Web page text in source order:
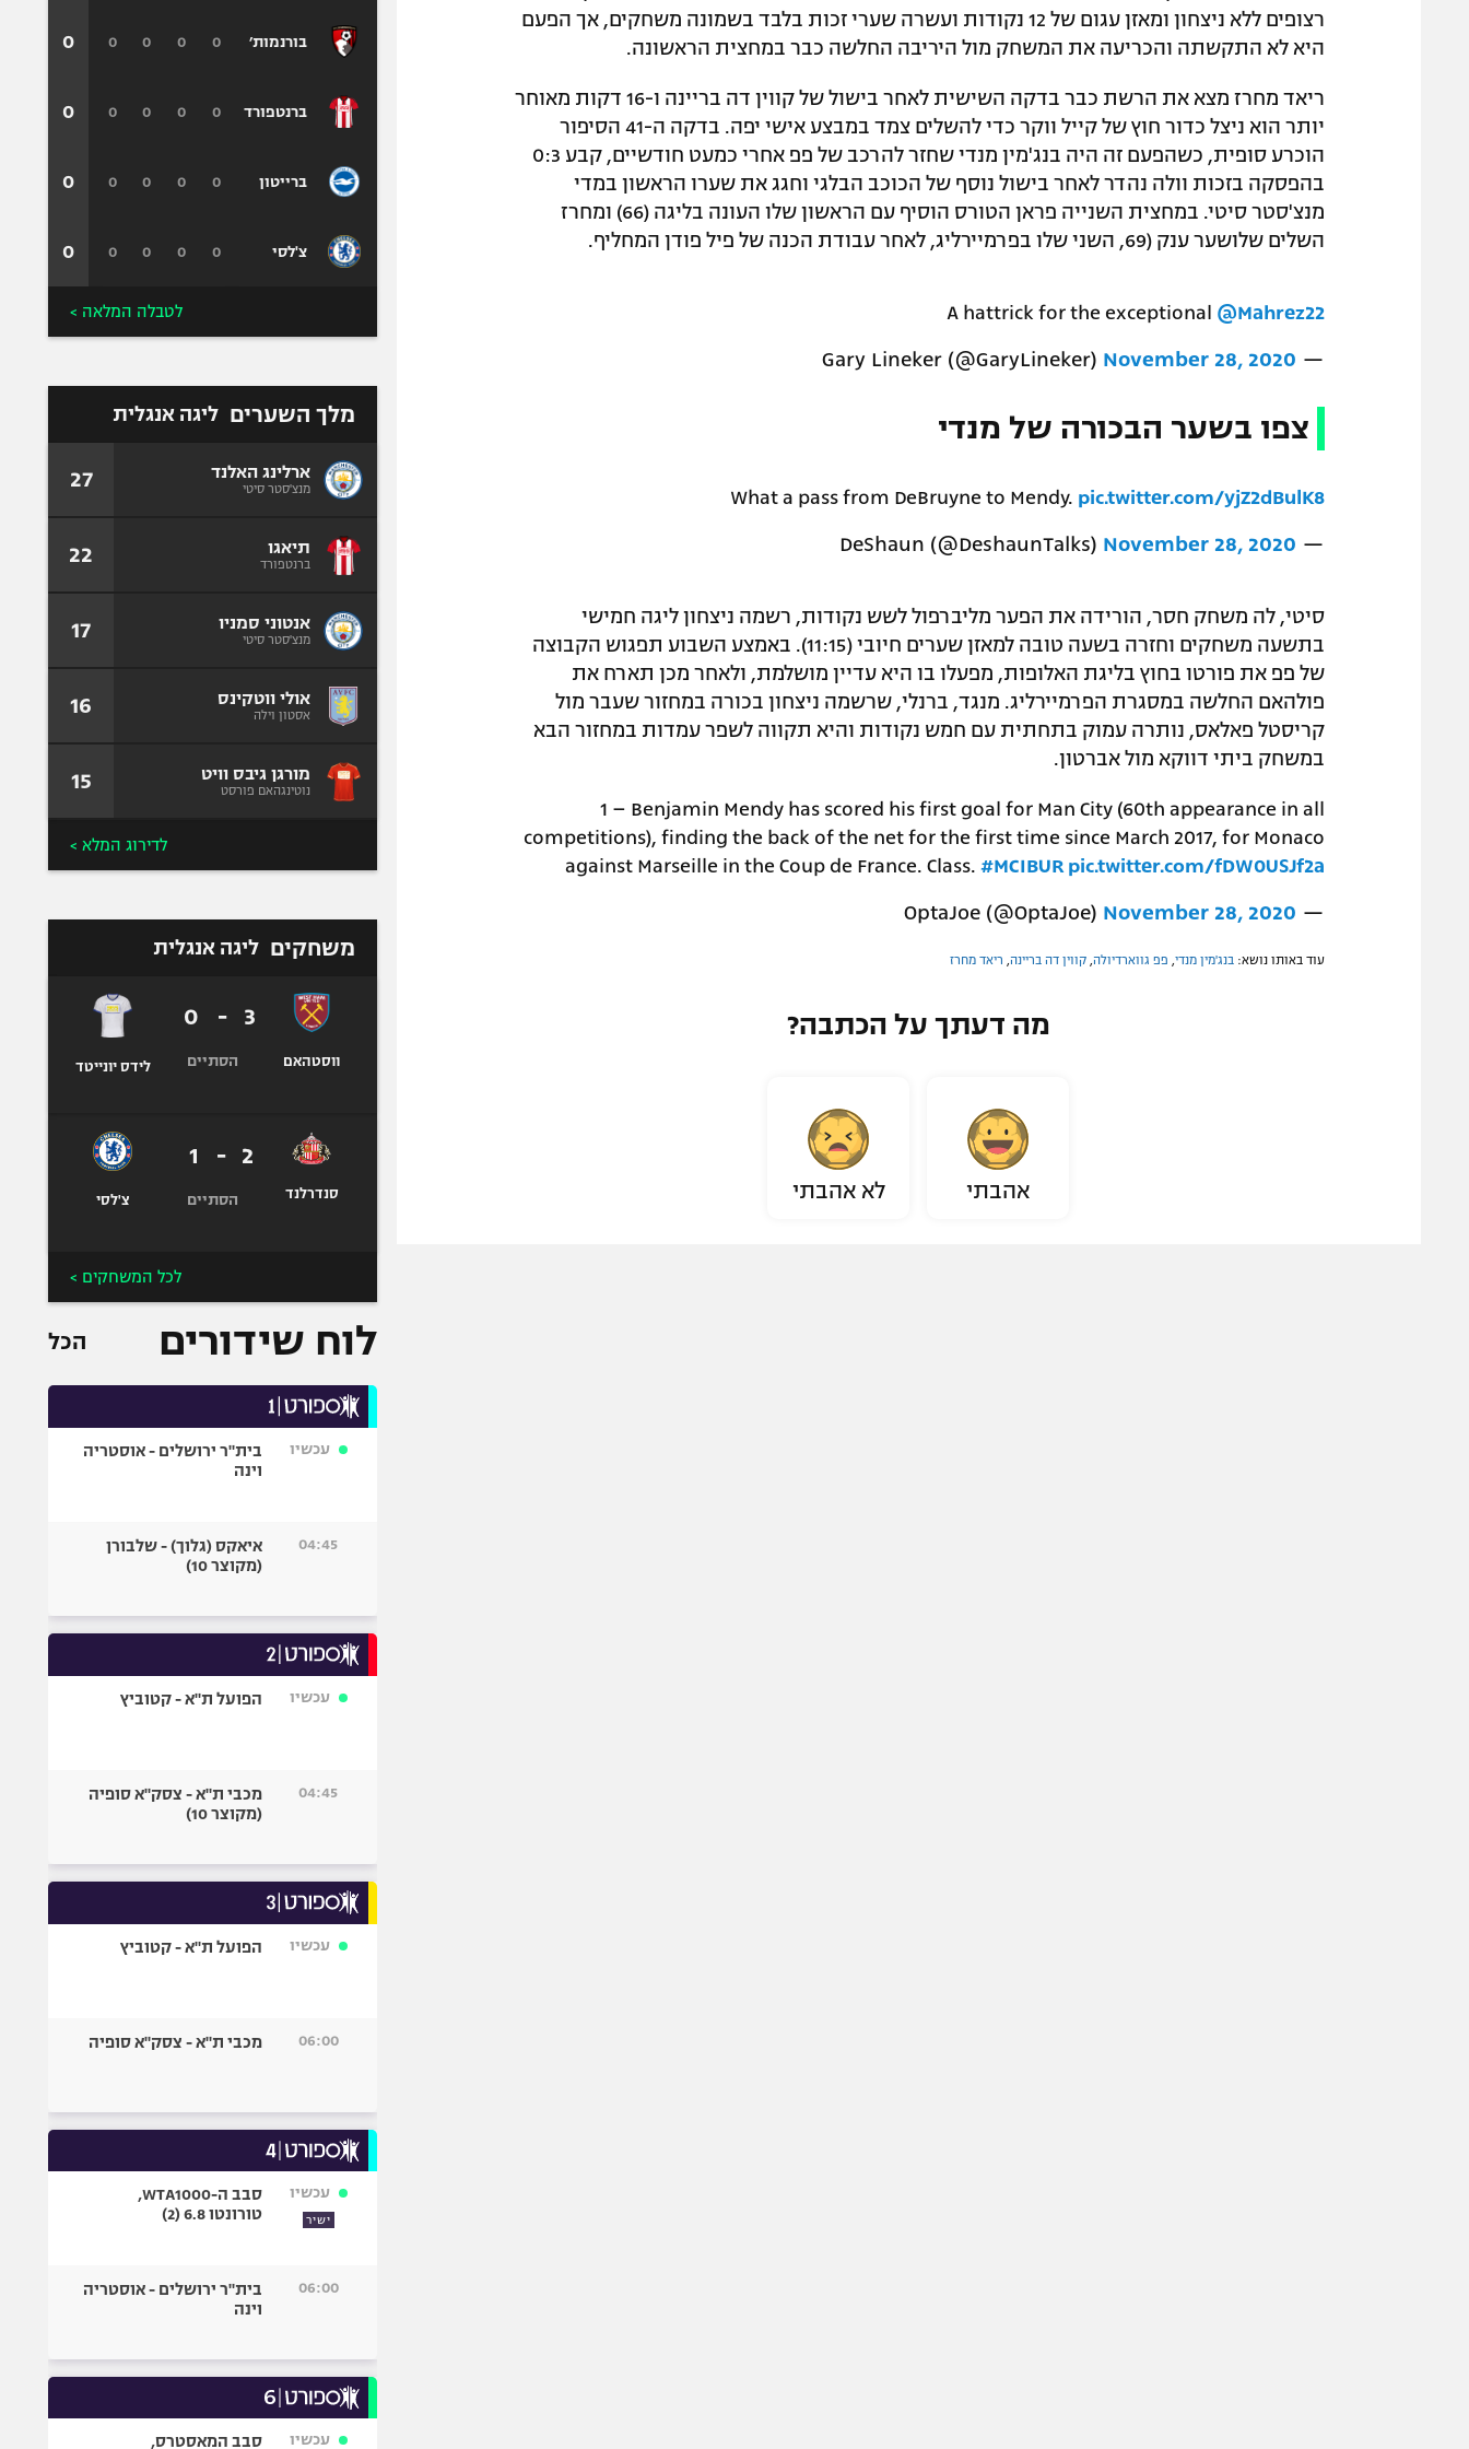
רצופים ללא ניצחון ומאזן עגום של 12 נקודות ועשרה שערי זכות בלבד בשמונה משחקים, אך הפעם
היא לא התקשתה והכריעה את המשחק מול היריבה החלשה כבר במחצית הראשונה.
ריאד מחרז מצא את הרשת כבר בדקה השישית לאחר בישול של קווין דה בריינה ו-16 דקות מאוחר
יותר הוא ניצל כדור חוץ של קייל ווקר כדי להשלים צמד במבצע אישי יפה. בדקה ה-41 הסיפור
הוכרע סופית, כשהפעם זה היה בנג'מין מנדי שחזר להרכב של פפ אחרי כמעט חודשיים, קבע 0:3
בהפסקה בזכות וולה נהדר לאחר בישול נוסף של הכוכב הבלגי וחגג את שערו הראשון במדי
מנצ'סטר סיטי. במחצית השנייה פראן הטורס הוסיף עם הראשון שלו העונה בליגה (66) ומחרז
השלים שלושער ענק (69, השני שלו בפרמיירליג, לאחר עבודת הכנה של פיל פודן המחליף.
A hattrick for the exceptional @Mahrez22
— Gary Lineker (@GaryLineker)
November 28, 2020
צפו בשער הבכורה של מנדי
What a pass from DeBruyne to Mendy. pic.twitter.com/yjZ2dBulK8
— DeShaun (@DeshaunTalks)
November 28, 2020
סיטי, לה משחק חסר, הורידה את הפער מליברפול לשש נקודות, רשמה ניצחון ליגה חמישי
בתשעה משחקים וחזרה בשעה טובה למאזן שערים חיובי (11:15). באמצע השבוע תפגוש הקבוצה
של פפ את פורטו בחוץ בליגת האלופות, מפעלו בו היא עדיין מושלמת, ולאחר מכן תארח את
פולהאם החלשה במסגרת הפרמיירליג. מנגד, ברנלי, שרשמה ניצחון בכורה במחזור שעבר מול
קריסטל פאלאס, נותרה עמוק בתחתית עם חמש נקודות והיא תקווה לשפר עמדות במחזור הבא
במשחק ביתי דווקא מול אברטון.
1 – Benjamin Mendy has scored his first goal for Man City (60th appearance in all
competitions), finding the back of the net for the first time since March 2017, for Monaco
against Marseille in the Coup de France. Class. #MCIBUR pic.twitter.com/fDW0USJf2a
— OptaJoe (@OptaJoe)
November 28, 2020
עוד באותו נושא: בנג'מין מנדי פפ גווארדיולה קווין דה בריינה ריאד מחרז
מה דעתך על הכתבה?
אהבתי לא אהבתי
בורנמות׳
ברנטפורד
ברייטון
צ'לסי
0
0
0
0
0
0
0
0
0
0
0
0
0
0
0
0
0
0
0
0
לטבלה המלאה >
מלך השערים ליגה אנגלית
ארלינג האלנד
מנצ'סטר סיטי 27
תיאגו
ברנטפורד 22
אנטוני סמניו
מנצ'סטר סיטי 17
אולי ווטקינס
אסטון וילה 16
מורגן גיבס וויט
נוטינגהאם פורסט 15
לדירוג המלא >
משחקים ליגה אנגלית
ווסטהאם
3
-
0
הסתיים לידס יונייטד
סנדרלנד
2
-
1
הסתיים צ'לסי
לכל המשחקים >
לוח שידורים הכל
עכשיו
בית"ר ירושלים - אוסטריה
וינה
04:45
איאקס (גלוך) - שלבורן
(מקוצר 10)
עכשיו הפועל ת"א - קטוביץ
04:45
מכבי ת"א - צסק"א סופיה
(מקוצר 10)
עכשיו הפועל ת"א - קטוביץ
06:00 מכבי ת"א - צסק"א סופיה
עכשיו
ישיר
סבב ה-WTA1000,
טורונטו 6.8 (2)
06:00
בית"ר ירושלים - אוסטריה
וינה
עכשיו סבב המאסטרס,